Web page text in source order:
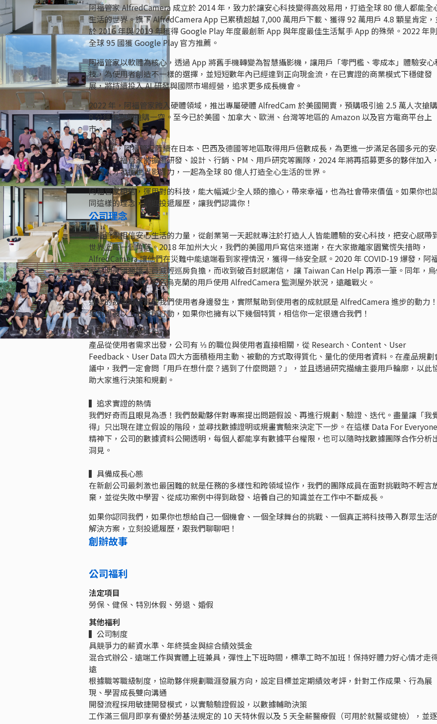
阿福管家 AlfredCamera 成立於 2014 年，致力於讓安心科技變得高效易用，打造全球 80 億人都能全
生活的世界。旗下 AlfredCamera App 已累積超越 7,000 萬用戶下載、獲得 92 萬用戶 4.8 顆星肯定，
於 2016 年與 2019 年獲得 Google Play 年度最創新 App 與年度最佳生活幫手 App 的殊榮。2022 年
全球 95 國獲 Google Play 官方推薦。
阿福管家以軟體為核心，透過 App 將舊手機轉變為智慧攝影機，讓用戶「零門檻、零成本」體驗安心
技，為使用者創造不一樣的選擇，並短短數年內已經達到正向現金流，在已實證的商業模式下穩健發
展，將持續投入 AI 研發與國際市場經營，追求更多成長機會。
2022 年，阿福管家跨入硬體領域，推出專屬硬體 AlfredCam 於美國開賣，預購吸引逾 2.5 萬人次搶購
8 分鐘不到便搶購一空。至今已於美國、加拿大、歐洲、台灣等地區的 Amazon 以及官方電商平台上
市。
2023 年，阿福管家陸續在日本、巴西及德國等地區取得用戶倍數成長，為更進一步滿足各國多元的
需求，阿福管家將擴編研發、設計、行銷、PM、用戶研究等團隊，2024 年將再招募更多的夥伴加入
台灣人才發揮世界影響力，一起為全球 80 億人打造全心生活的世界。
阿福管家相信，運用對的科技，能大幅減少全人類的擔心，帶來幸福，也為社會帶來價值。如果你也
同這樣的理念，歡迎投遞履歷，讓我們認識你！
公司理念
阿福管家相信安心生活的力量，從創業第一天起就專注於打造人人皆能體驗的安心科技，把安心感帶
世界上每一個角落。2018 年加州大火，我們的美國用戶寫信來道謝，在大家撤離家園驚慌失措時，
AlfredCamera 讓他們在災難中能遠端看到家裡情況，獲得一絲安全感。2020 年 COVID-19 爆發，阿
家幫助美國醫護人員減輕巡房負擔，而收到破百封感謝信， 讓 Taiwan Can Help 再添一筆。同年，
戰爭發生時，300 多名烏克蘭的用戶使用 AlfredCamera 監測屋外狀況，遠離戰火。
這樣的故事每天都在我們使用者身邊發生，實際幫助到使用者的成就感是 AlfredCamera 進步的動力
果你也被以上故事所打動，如果你也擁有以下幾個特質，相信你一定很適合我們！
▍以使用者需求為中心
產品從使用者需求出發，公司有 ⅓ 的職位與使用者直接相關，從 Research、Content、User
Feedback、User Data 四大方面積極用主動、被動的方式取得質化、量化的使用者資料。在產品規劃
議中，我們一定會問「用戶在想什麼？遇到了什麼問題？」，並且透過研究描繪主要用戶輪廓，以此
助大家進行決策和規劃。
▍追求實證的熱情
我們好奇而且眼見為憑！我們鼓勵夥伴對專案提出問題假設、再進行規劃、驗證、迭代。盡量讓「我
得」只出現在建立假設的階段，並尋找數據證明或規畫實驗來決定下一步。在這樣 Data For
精神下，公司的數據資料公開透明，每個人都能享有數據平台權限，也可以隨時找數據團隊合作分析
洞見。
▍具備成長心態
在新創公司最刺激也最困難的就是任務的多樣性和跨領域協作，我們的團隊成員在面對挑戰時不輕言
棄，並從失敗中學習、從成功案例中得到啟發、培養自己的知識並在工作中不斷成長。
如果你認同我們，如果你也想給自己一個機會、一個全球舞台的挑戰、一個真正將科技帶入群眾生活
解決方案，立刻投遞履歷，跟我們聊聊吧！
創辦故事
公司福利
法定項目
勞保、健保、特別休假、勞退、婚假
其他福利
▍公司制度
具競爭力的薪資水準、年終獎金與綜合績效獎金
混合式辦公 - 遠端工作與實體上班兼具，彈性上下班時間，標準工時不加班！保持好體力好心情才走
遠
根據職等職級制度，協助夥伴規劃職涯發展方向，設定目標並定期績效考評，針對工作成果、行為展
現、學習成長雙向溝通
開發流程採用敏捷開發模式，以實驗驗證假設，以數據輔助決策
工作滿三個月即享有優於勞基法規定的 10 天特休假以及 5 天全薪醫療假（可用於就醫或健檢），並